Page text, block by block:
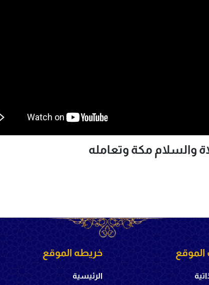
والسلام مكة وتعامله
خريطه الموقع
الرئيسية